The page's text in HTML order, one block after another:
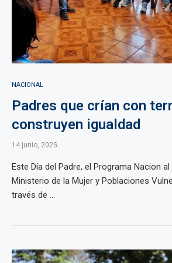
NACIONAL
Padres que crían con
construyen igualdad
14 junio, 2025
Este Día del Padre, el Programa Nacion
Ministerio de la Mujer y Poblaciones
través de ...